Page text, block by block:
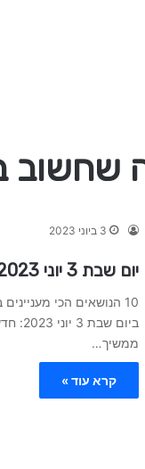
3 ביוני 2023
יום שבת 3 יוני 2023 – כל חדשות הכלכלה
10 הנושאים הכי
ביום
ממשיך…
קרא עוד »